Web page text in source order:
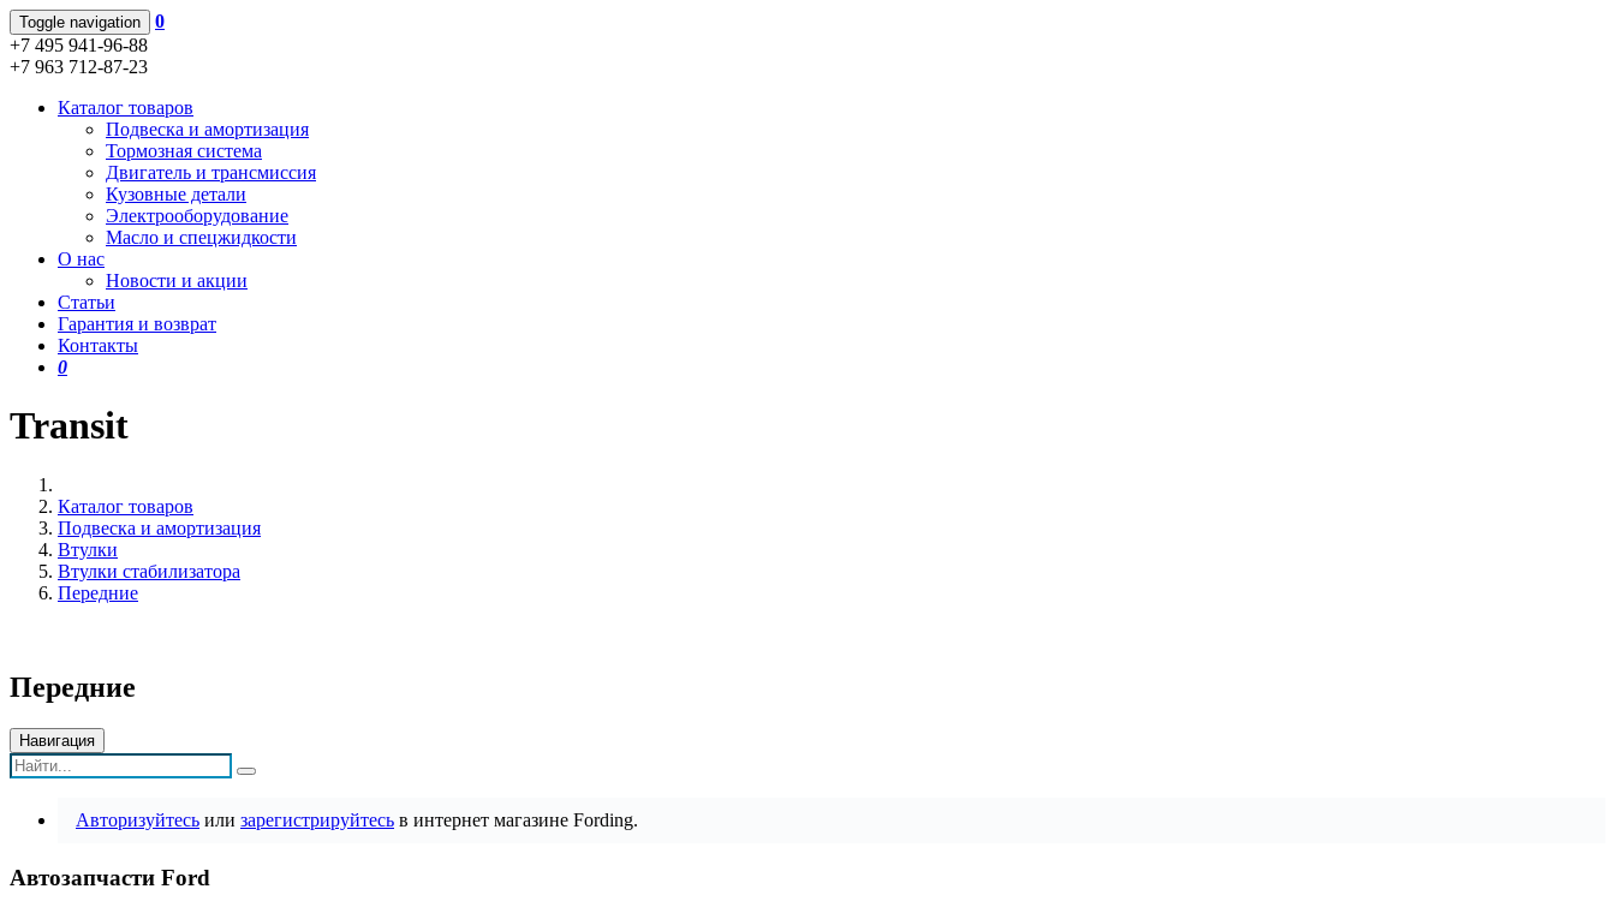
Toggle navigation
0
+7 495 941-96-88
+7 963 712-87-23
Каталог товаров
Подвеска и амортизация
Тормозная система
Двигатель и трансмиссия
Кузовные детали
Электрооборудование
Масло и спецжидкости
О нас
Новости и акции
Статьи
Гарантия и возврат
Контакты
0
Transit
Каталог товаров
Подвеска и амортизация
Втулки
Втулки стабилизатора
Передние
Передние
Навигация
Авторизуйтесь или зарегистрируйтесь в интернет магазине Fording.
Автозапчасти Ford